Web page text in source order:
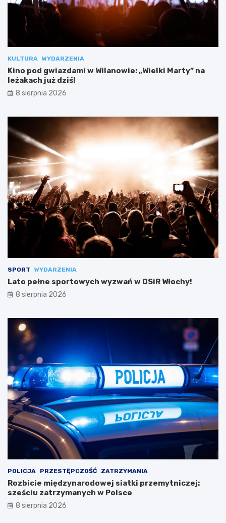
KULTURA WYDARZENIA
Kino pod gwiazdami w Wilanowie: „Wielki Marty” na
leżakach już dziś!
8 sierpnia 2026
SPORT WYDARZENIA
Lato pełne sportowych wyzwań w OSiR Włochy!
8 sierpnia 2026
POLICJA PRZESTĘPCZOŚĆ ZATRZYMANIA
Rozbicie międzynarodowej siatki przemytniczej:
sześciu zatrzymanych w Polsce
8 sierpnia 2026